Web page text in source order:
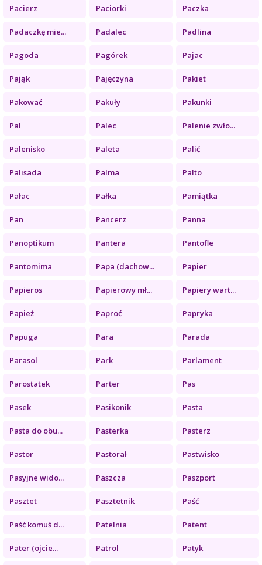
Pacierz Paciorki Paczka
Padaczkę mie... Padalec Padlina
Pagoda Pagórek Pajac
Pająk Pajęczyna Pakiet
Pakować Pakuły Pakunki
Pal Palec Palenie zwło...
Palenisko Paleta Palić
Palisada Palma Palto
Pałac Pałka Pamiątka
Pan Pancerz Panna
Panoptikum Pantera Pantofle
Pantomima Papa (dachow... Papier
Papieros Papierowy mł... Papiery wart...
Papież Paproć Papryka
Papuga Para Parada
Parasol Park Parlament
Parostatek Parter Pas
Pasek Pasikonik Pasta
Pasta do obu... Pasterka Pasterz
Pastor Pastorał Pastwisko
Pasyjne wido... Paszcza Paszport
Pasztet Pasztetnik Paść
Paść komuś d... Patelnia Patent
Pater (ojcie... Patrol Patyk